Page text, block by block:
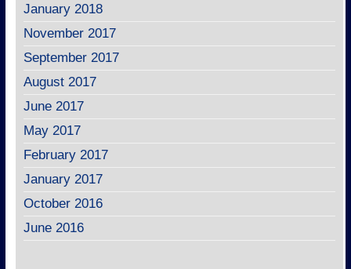
January 2018
November 2017
September 2017
August 2017
June 2017
May 2017
February 2017
January 2017
October 2016
June 2016